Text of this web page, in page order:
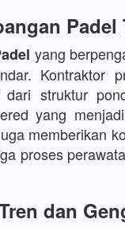
Padel
yang
Kontraktor
struktur
yang
memberikan
proses
dan